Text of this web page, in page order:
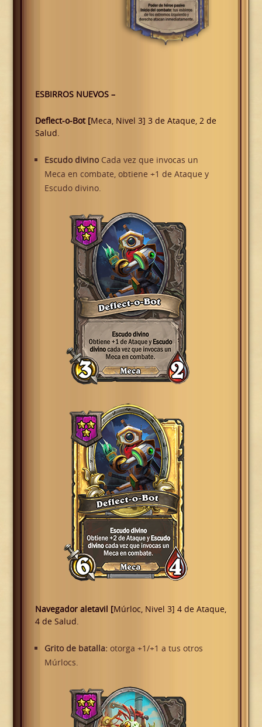
ESBIRROS NUEVOS –
Deflect-o-Bot [Meca, Nivel 3] 3 de Ataque, 2 de
Salud.
Escudo divino Cada vez que invocas un
Meca en combate, obtiene +1 de Ataque y
Escudo divino.
Navegador aletavil [Múrloc, Nivel 3] 4 de Ataque,
4 de Salud.
Grito de batalla: otorga +1/+1 a tus otros
Múrlocs.